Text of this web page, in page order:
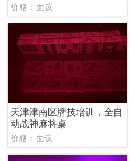
价格：面议
天津津南区牌技培训，全自
动战神麻将桌
价格：面议